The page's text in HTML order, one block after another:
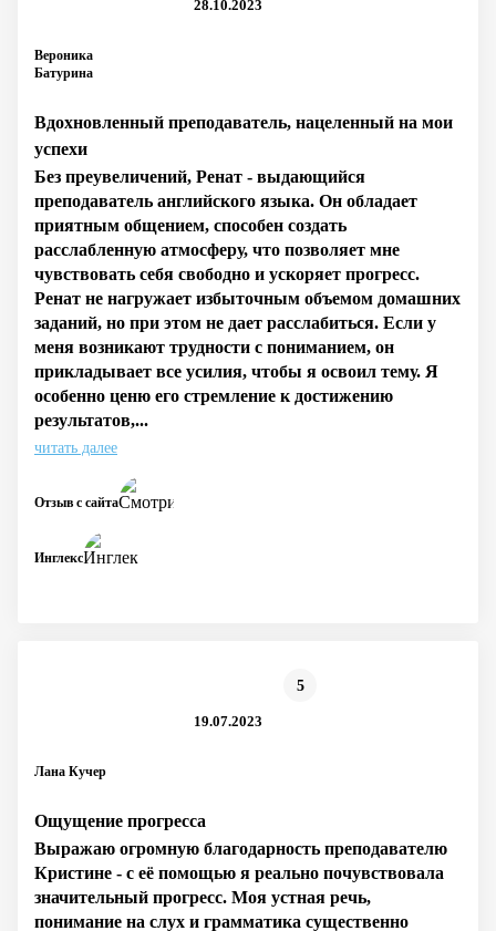
Вероника
Батурина
28.10.2023
Вдохновленный преподаватель, нацеленный на мои
успехи
Без преувеличений, Ренат - выдающийся
преподаватель английского языка. Он обладает
приятным общением, способен создать
расслабленную атмосферу, что позволяет мне
чувствовать себя свободно и ускоряет прогресс.
Ренат не нагружает избыточным объемом домашних
заданий, но при этом не дает расслабиться. Если у
меня возникают трудности с пониманием, он
прикладывает все усилия, чтобы я освоил тему. Я
особенно ценю его стремление к достижению
результатов,...
читать далее
Инглекс
Отзыв с сайта
Лана Кучер
5
19.07.2023
Ощущение прогресса
Выражаю огромную благодарность преподавателю
Кристине - с её помощью я реально почувствовала
значительный прогресс. Моя устная речь,
понимание на слух и грамматика существенно